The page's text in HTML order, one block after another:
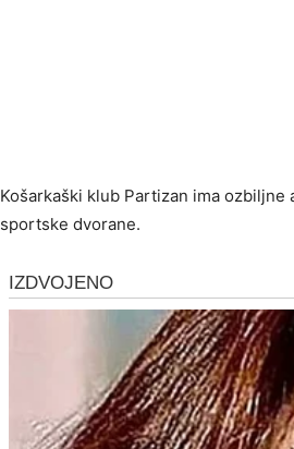
Košarkaški klub Partizan ima
sportske dvorane.